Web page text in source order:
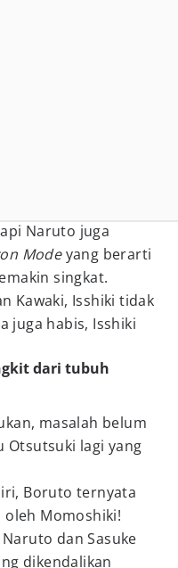
Naruto juga
Modeyang berarti
singkat.
Kawaki, Isshiki tidak
juga habis, Isshiki
dari tubuh
masalah belum
Otsutsuki lagi yang
Boruto ternyata
Momoshiki!
dan Sasuke
dikendalikan